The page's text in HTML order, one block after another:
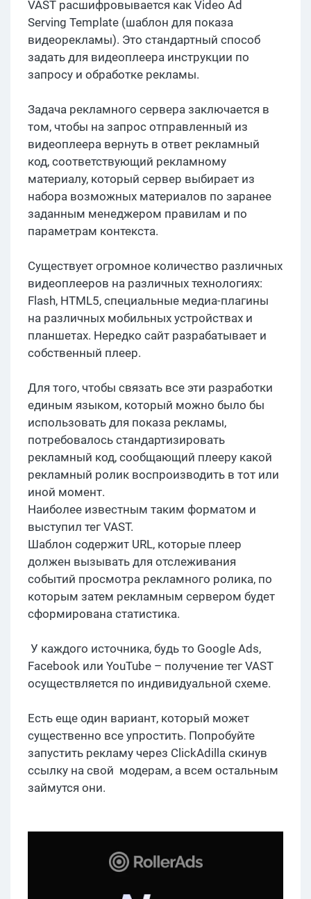
VAST расшифровывается как Video Ad
Serving Template (шаблон для показа
видеорекламы). Это стандартный способ
задать для видеоплеера инструкции по
запросу и обработке рекламы.
Задача рекламного сервера заключается в
том, чтобы на запрос отправленный из
видеоплеера вернуть в ответ рекламный
код, соответствующий рекламному
материалу, который сервер выбирает из
набора возможных материалов по заранее
заданным менеджером правилам и по
параметрам контекста.
Существует огромное количество различных
видеоплееров на различных технологиях:
Flash, HTML5, специальные медиа-плагины
на различных мобильных устройствах и
планшетах. Нередко сайт разрабатывает и
собственный плеер.
Для того, чтобы связать все эти разработки
единым языком, который можно было бы
использовать для показа рекламы,
потребовалось стандартизировать
рекламный код, сообщающий плееру какой
рекламный ролик воспроизводить в тот или
иной момент.
Наиболее известным таким форматом и
выступил тег VAST.
Шаблон содержит URL, которые плеер
должен вызывать для отслеживания
событий просмотра рекламного ролика, по
которым затем рекламным сервером будет
сформирована статистика.
У каждого источника, будь то Google Ads,
Facebook или YouTube – получение тег VAST
осуществляется по индивидуальной схеме.
Есть еще один вариант, который может
существенно все упростить. Попробуйте
запустить рекламу через ClickAdilla скинув
ссылку на свой модерам, а всем остальным
займутся они.